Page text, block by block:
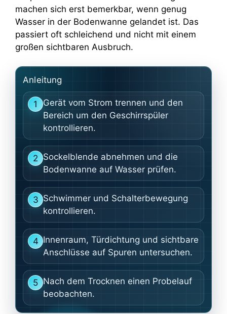
machen sich erst bemerkbar, wenn genug
Wasser in der Bodenwanne gelandet ist. Das
passiert oft schleichend und nicht mit einem
großen sichtbaren Ausbruch.
Anleitung
1 Gerät vom Strom trennen und den
Bereich um den Geschirrspüler
kontrollieren.
2 Sockelblende abnehmen und die
Bodenwanne auf Wasser prüfen.
3 Schwimmer und Schalterbewegung
kontrollieren.
4 Innenraum, Türdichtung und sichtbare
Anschlüsse auf Spuren untersuchen.
5 Nach dem Trocknen einen Probelauf
beobachten.